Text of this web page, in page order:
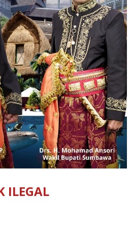
ILEGAL